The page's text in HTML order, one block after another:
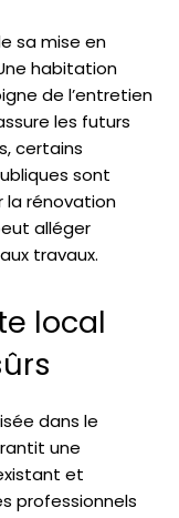
sa mise en
habitation
de l’entretien
les futurs
certains
sont
la rénovation
alléger
travaux.
local
dans le
une
et
professionnels